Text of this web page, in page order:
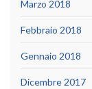
Marzo 2018
Febbraio 2018
Gennaio 2018
Dicembre 2017